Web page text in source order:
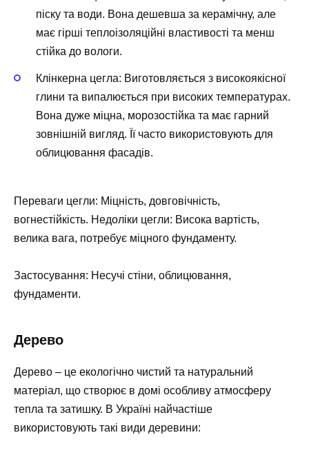
піску та води. Вона дешевша за керамічну, але
має гірші теплоізоляційні властивості та менш
стійка до вологи.
Клінкерна цегла: Виготовляється з високоякісної
глини та випалюється при високих температурах.
Вона дуже міцна, морозостійка та має гарний
зовнішній вигляд. Її часто використовують для
облицювання фасадів.
Переваги цегли: Міцність, довговічність,
вогнестійкість. Недоліки цегли: Висока вартість,
велика вага, потребує міцного фундаменту.
Застосування: Несучі стіни, облицювання,
фундаменти.
Дерево
Дерево – це екологічно чистий та натуральний
матеріал, що створює в домі особливу атмосферу
тепла та затишку. В Україні найчастіше
використовують такі види деревини: